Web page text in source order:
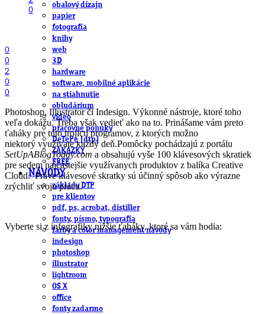
obalový dizajn
papier
fotografia
knihy
web
3D
hardware
software, mobilné aplikácie
na stiahnutie
obludárium
video
pracovné ponuky
DeTePe [dtp]
ZÁKAZKY
FREE
NÁVODY
základy DTP
pre klientov
pdf, ps, acrobat, distiller
fonty, písmo, typografia
farby a color management návody
indesign
photoshop
illustrator
lightroom
OS X
office
fonty zadarmo
0
0
0
2
0
0
Photoshop, Illustrator či Indesign. Výkonné nástroje, ktoré toho
veľa dokážu. Treba však vedieť ako na to. Prinášame vám preto
ťaháky pre túto trojicu programov, z ktorých možno
niektorý využívate každý deň.Pomôcky pochádzajú z portálu
SetUpABlogToday.com a obsahujú vyše 100 klávesových skratiek
pre sedem najčastejšie využívanych produktov z balíka Creative
Cloud. Práve klávesové skratky sú účinný spôsob ako výrazne
zrýchliť svoju prácu.
Vyberte si z infografiky nižšie ťaháky, ktoré sa vám hodia: